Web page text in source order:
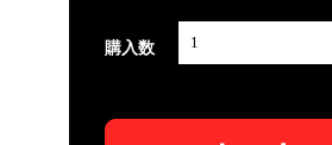
購入数